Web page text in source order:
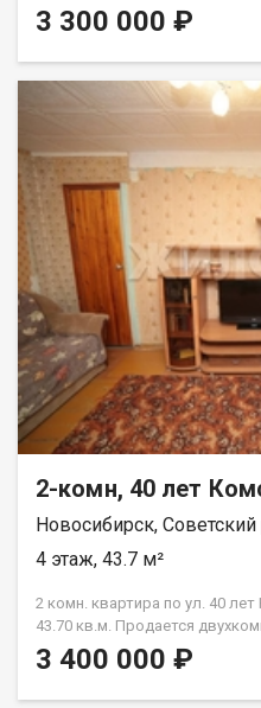
Рядом вся необходимая
остановки, в шаговой
не низко и очень удобно.
подходит под реализацию
Звоните и договоримся о
3 300 000 ₽
2-комн, 40 лет
Новосибирск,
4 этаж, 43.7 м²
2 комн. квартира по ул. 40
43.70 кв.м. Продается
районе, ул. 40 лет Комсомола,
4 этаже пятиэтажного
3 400 000 ₽